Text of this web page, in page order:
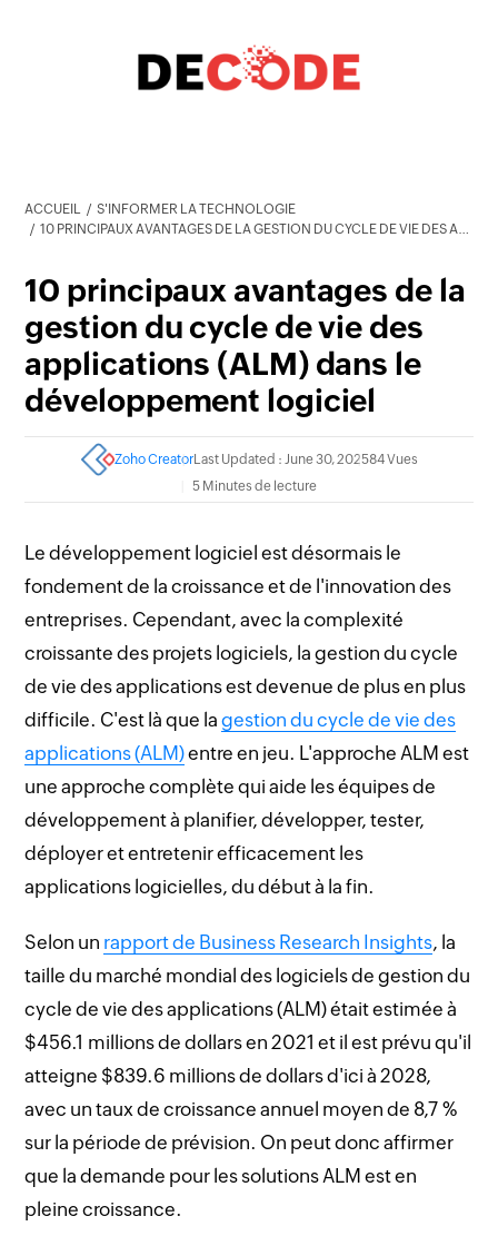
ACCUEIL
S'INFORMER LA TECHNOLOGIE
10 PRINCIPAUX AVANTAGES DE LA GESTION DU CYCLE DE VIE DES APPLICATIONS (ALM) DANS LE DÉVELOPPEMENT LOGICIEL
10 principaux avantages de la
gestion du cycle de vie des
applications (ALM) dans le
développement logiciel
Zoho CreatorLast Updated : June 30, 202584 Vues
5 Minutes de lecture
Le développement logiciel est désormais le
fondement de la croissance et de l'innovation des
entreprises. Cependant, avec la complexité
croissante des projets logiciels, la gestion du cycle
de vie des applications est devenue de plus en plus
difficile. C'est là que lagestion du cycle de vie des
applications (ALM)entre en jeu. L'approche ALM est
une approche complète qui aide les équipes de
développement à planifier, développer, tester,
déployer et entretenir efficacement les
applications logicielles, du début à la fin.
Selon un rapport de Business Research Insights, la
taille du marché mondial des logiciels de gestion du
cycle de vie des applications (ALM) était estimée à
$456.1 millions de dollars en 2021 et il est prévu qu'il
atteigne $839.6 millions de dollars d'ici à 2028,
avec un taux de croissance annuel moyen de 8,7 %
sur la période de prévision. On peut donc affirmer
que la demande pour les solutions ALM est en
pleine croissance.